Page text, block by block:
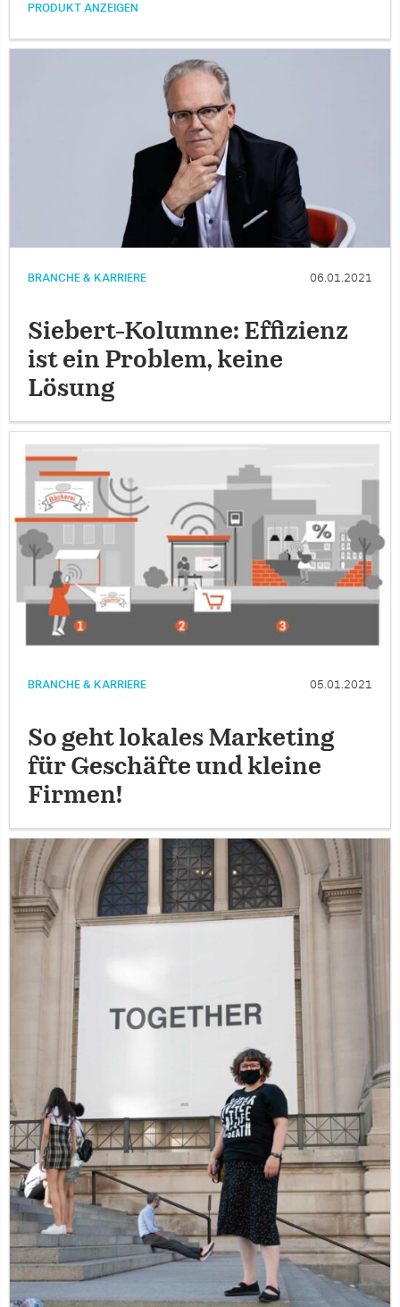
PRODUKT ANZEIGEN
BRANCHE & KARRIERE 06.01.2021
Siebert-Kolumne: Effizienz
ist ein Problem, keine
Lösung
BRANCHE & KARRIERE 05.01.2021
So geht lokales Marketing
für Geschäfte und kleine
Firmen!